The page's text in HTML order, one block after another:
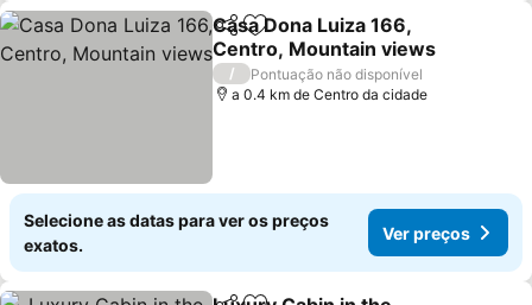
PartilharAdicionar aos favoritos
Casa Dona Luiza 166,
Centro, Mountain views
Ver preços
/
Pontuação não disponível
a 0.4 km de Centro da cidade
Selecione as datas para ver os preços
exatos.
Ver preços